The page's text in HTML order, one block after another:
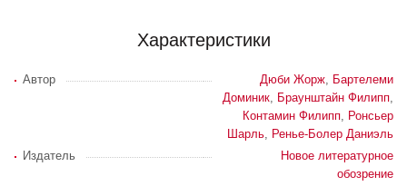
Характеристики
Автор Дюби Жорж, Бартелеми
Доминик, Браунштайн Филипп,
Контамин Филипп, Ронсьер
Шарль, Ренье-Болер Даниэль
Издатель
Новое литературное
обозрение